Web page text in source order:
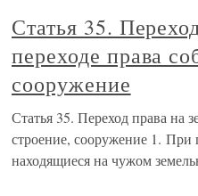
Статья 35.
переходе права
сооружение
Статья 35. Переход права на
строение, сооружение 1. При
находящиеся на чужом